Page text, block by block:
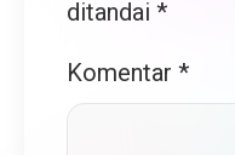
ditandai *
Komentar *